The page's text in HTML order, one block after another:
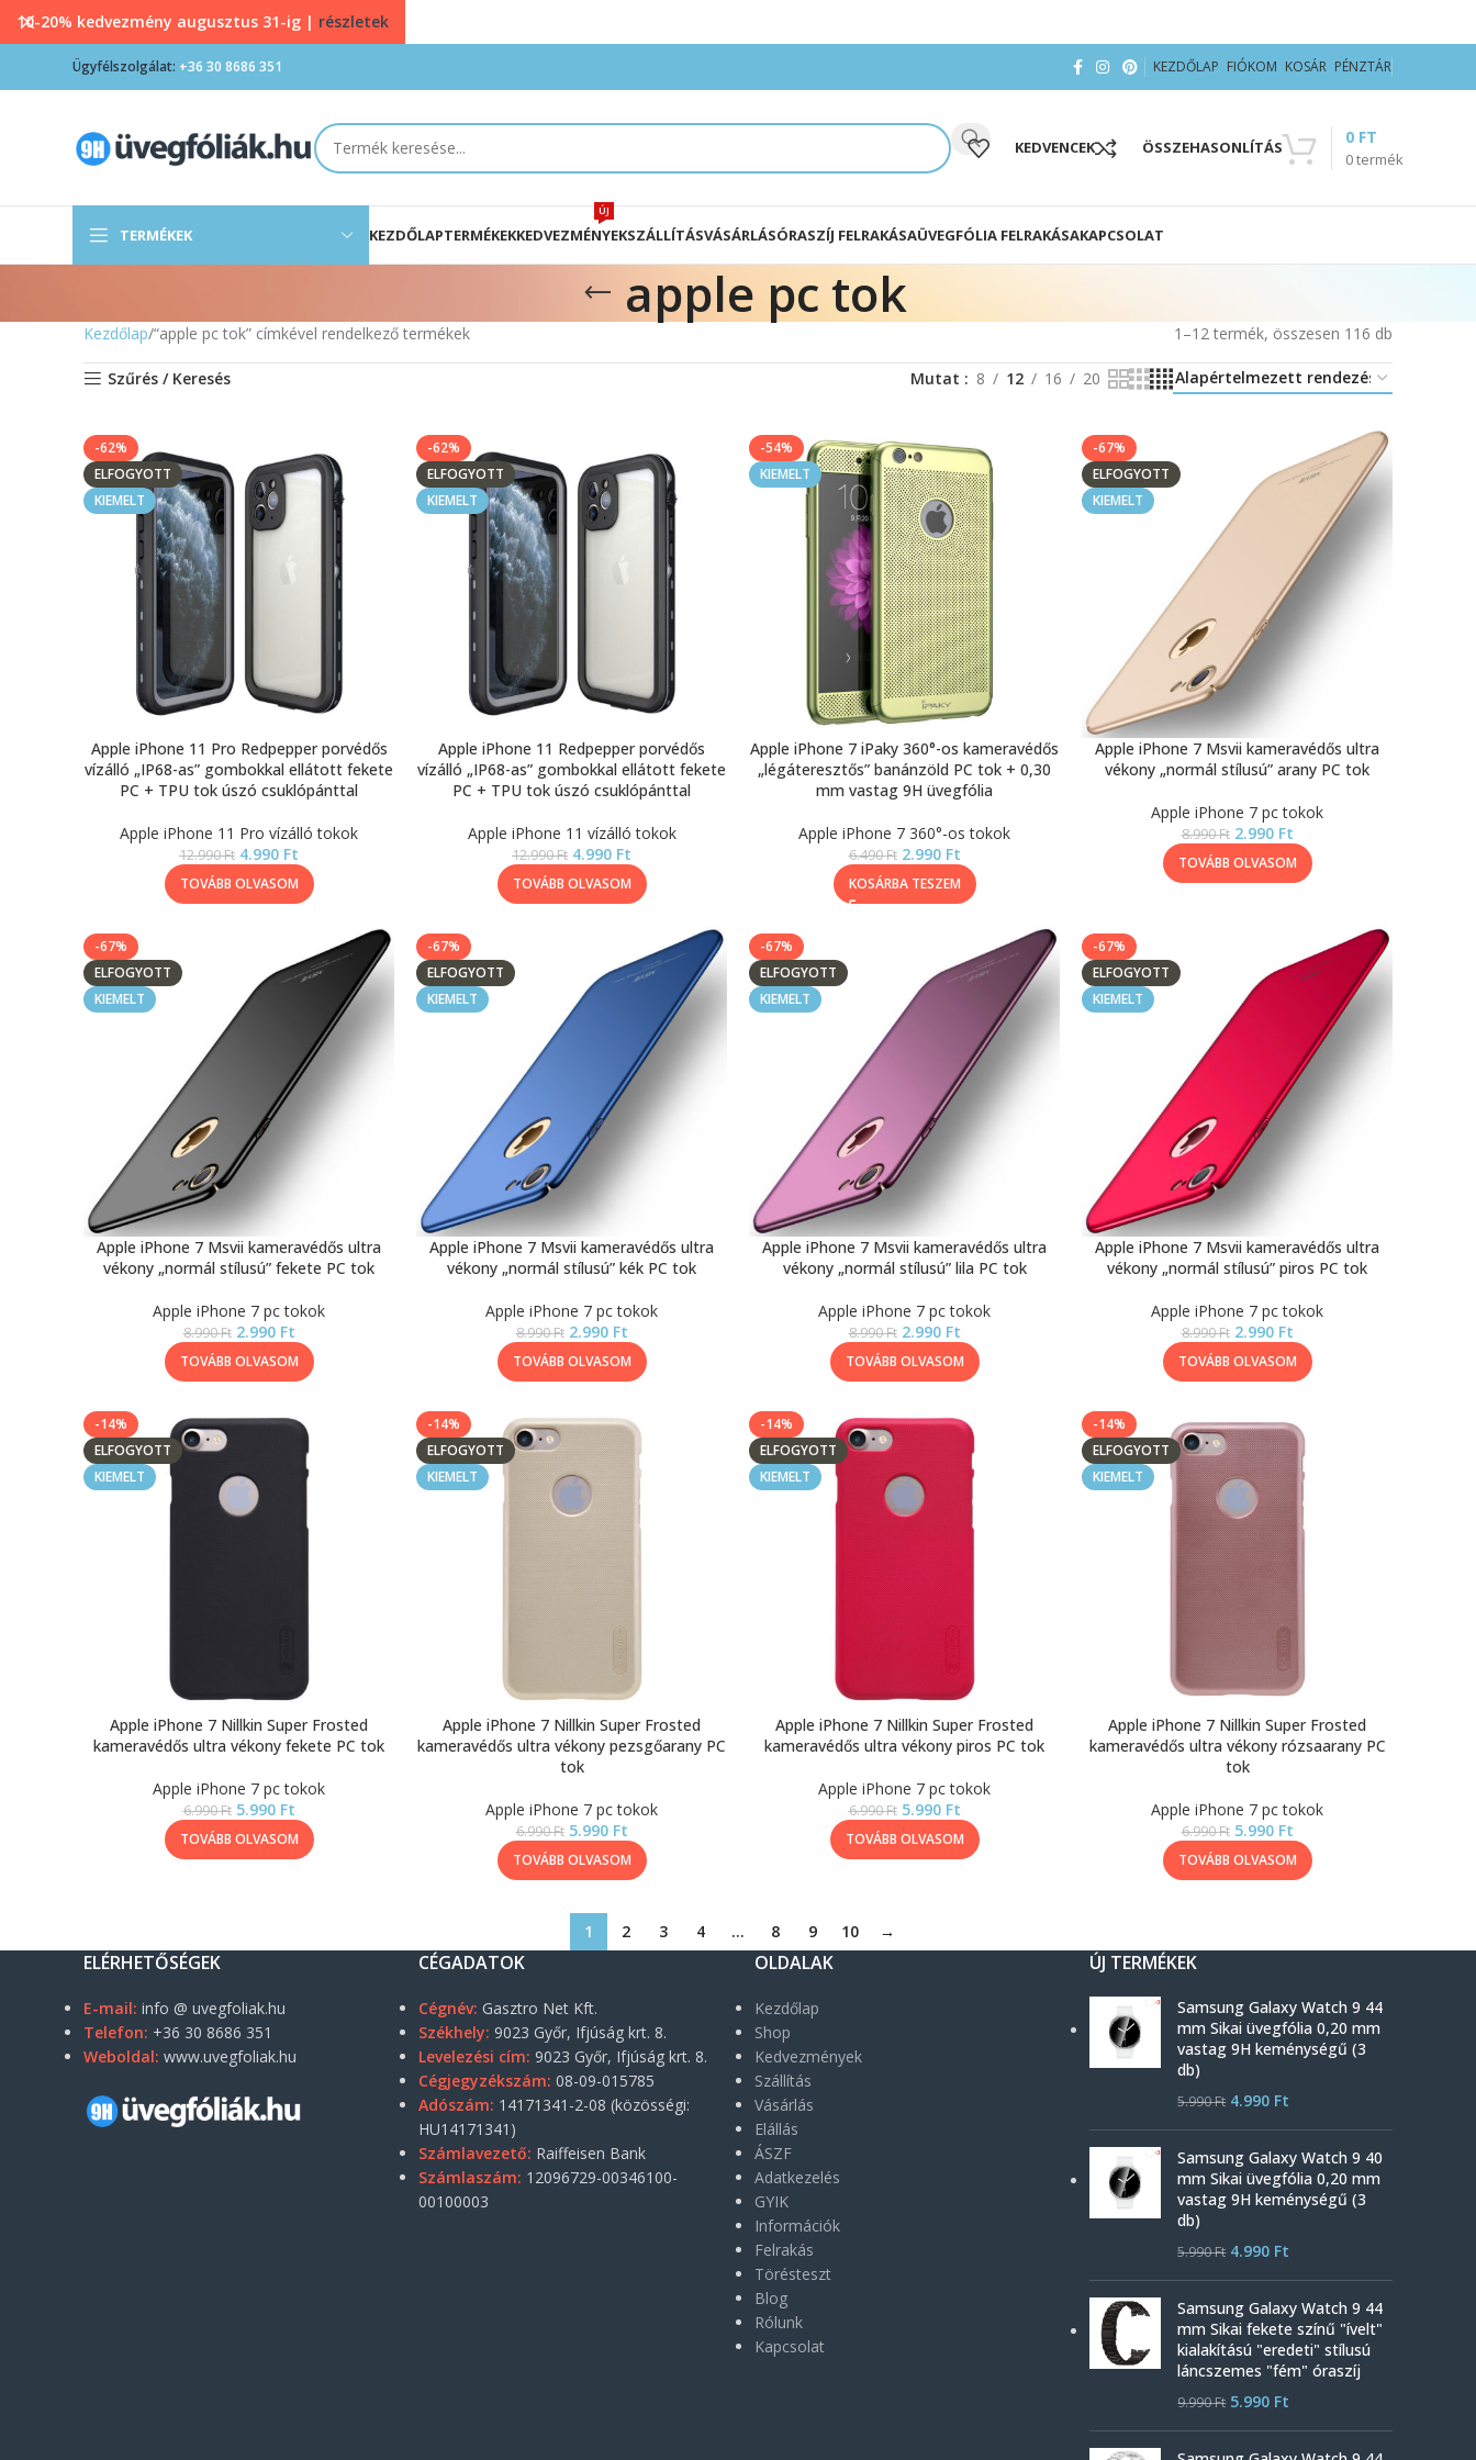
Ügyfélszolgálat: +36 30 8686 351 KEZDŐLAP FIÓKOM KOSÁR PÉNZTÁR
KEDVENCEK ÖSSZEHASONLÍTÁS
0termék
0 FT
TERMÉKEK KEZDŐLAPTERMÉKEKKEDVEZMÉNYEK
ÚJ
SZÁLLÍTÁSVÁSÁRLÁSÓRASZÍJ FELRAKÁSAÜVEGFÓLIA FELRAKÁSAKAPCSOLAT
apple pc tok
Kezdőlap “apple pc tok” címkével rendelkező termékek 1–12 termék, összesen 116 db
Szűrés / Keresés Mutat 8 12 16 20
-62%
ELFOGYOTT
KIEMELT
Apple iPhone 11 Pro Redpepper porvédős
vízálló „IP68-as” gombokkal ellátott fekete
PC + TPU tok úszó csuklópánttal
Apple iPhone 11 Pro vízálló tokok
12.990Ft 4.990 Ft
TOVÁBB OLVASOM
-62%
ELFOGYOTT
KIEMELT
Apple iPhone 11 Redpepper porvédős
vízálló „IP68-as” gombokkal ellátott fekete
PC + TPU tok úszó csuklópánttal
Apple iPhone 11 vízálló tokok
12.990Ft 4.990 Ft
TOVÁBB OLVASOM
-54%
KIEMELT
Apple iPhone 7 iPaky 360°-os kameravédős
„légáteresztős” banánzöld PC tok + 0,30
mm vastag 9H üvegfólia
Apple iPhone 7 360°-os tokok
6.490Ft 2.990 Ft
KOSÁRBA TESZEM
-67%
ELFOGYOTT
KIEMELT
Apple iPhone 7 Msvii kameravédős ultra
vékony „normál stílusú” arany PC tok
Apple iPhone 7 pc tokok
8.990Ft 2.990 Ft
TOVÁBB OLVASOM
-67%
ELFOGYOTT
KIEMELT
Apple iPhone 7 Msvii kameravédős ultra
vékony „normál stílusú” fekete PC tok
Apple iPhone 7 pc tokok
8.990Ft 2.990 Ft
TOVÁBB OLVASOM
-67%
ELFOGYOTT
KIEMELT
Apple iPhone 7 Msvii kameravédős ultra
vékony „normál stílusú” kék PC tok
Apple iPhone 7 pc tokok
8.990Ft 2.990 Ft
TOVÁBB OLVASOM
-67%
ELFOGYOTT
KIEMELT
Apple iPhone 7 Msvii kameravédős ultra
vékony „normál stílusú” lila PC tok
Apple iPhone 7 pc tokok
8.990Ft 2.990 Ft
TOVÁBB OLVASOM
-67%
ELFOGYOTT
KIEMELT
Apple iPhone 7 Msvii kameravédős ultra
vékony „normál stílusú” piros PC tok
Apple iPhone 7 pc tokok
8.990Ft 2.990 Ft
TOVÁBB OLVASOM
-14%
ELFOGYOTT
KIEMELT
Apple iPhone 7 Nillkin Super Frosted
kameravédős ultra vékony fekete PC tok
Apple iPhone 7 pc tokok
6.990Ft 5.990 Ft
TOVÁBB OLVASOM
-14%
ELFOGYOTT
KIEMELT
Apple iPhone 7 Nillkin Super Frosted
kameravédős ultra vékony pezsgőarany PC
tok
Apple iPhone 7 pc tokok
6.990Ft 5.990 Ft
TOVÁBB OLVASOM
-14%
ELFOGYOTT
KIEMELT
Apple iPhone 7 Nillkin Super Frosted
kameravédős ultra vékony piros PC tok
Apple iPhone 7 pc tokok
6.990Ft 5.990 Ft
TOVÁBB OLVASOM
-14%
ELFOGYOTT
KIEMELT
Apple iPhone 7 Nillkin Super Frosted
kameravédős ultra vékony rózsaarany PC
tok
Apple iPhone 7 pc tokok
6.990Ft 5.990 Ft
TOVÁBB OLVASOM
1 2 3 4 … 8 9 10 →
ELÉRHETŐSÉGEK
E-mail: info @ uvegfoliak.hu
Telefon: +36 30 8686 351
Weboldal: www.uvegfoliak.hu
CÉGADATOK
Cégnév: Gasztro Net Kft.
Székhely: 9023 Győr, Ifjúság krt. 8.
Levelezési cím: 9023 Győr, Ifjúság krt. 8.
Cégjegyzékszám: 08-09-015785
Adószám: 14171341-2-08 (közösségi:
HU14171341)
Számlavezető: Raiffeisen Bank
Számlaszám: 12096729-00346100-
00100003
OLDALAK
Kezdőlap
Shop
Kedvezmények
Szállítás
Vásárlás
Elállás
ÁSZF
Adatkezelés
GYIK
Információk
Felrakás
Törésteszt
Blog
Rólunk
Kapcsolat
ÚJ TERMÉKEK
Samsung Galaxy Watch 9 44
mm Sikai üvegfólia 0,20 mm
vastag 9H keménységű (3
db)
5.990Ft 4.990 Ft
Samsung Galaxy Watch 9 40
mm Sikai üvegfólia 0,20 mm
vastag 9H keménységű (3
db)
5.990Ft 4.990 Ft
Samsung Galaxy Watch 9 44
mm Sikai fekete színű "ívelt"
kialakítású "eredeti" stílusú
láncszemes "fém" óraszíj
9.990Ft 5.990 Ft
10-20% kedvezmény augusztus 31-ig | részletek